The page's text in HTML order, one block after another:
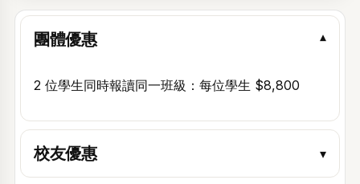
建立帳戶
團體優惠 ▾
2 位學生同時報讀同一班級：每位學生 $8,800
校友優惠 ▾